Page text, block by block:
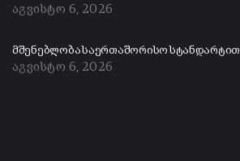
აგვისტო 6, 2026
მშენებლობა საერთაშორისო სტანდარტით
აგვისტო 6, 2026